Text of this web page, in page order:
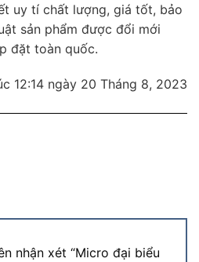
uy tí chất lượng, giá tốt, bảo
sản phẩm được đổi mới
đặt toàn quốc.
12:14 ngày 20 Tháng 8, 2023
nhận xét “Micro đại biểu